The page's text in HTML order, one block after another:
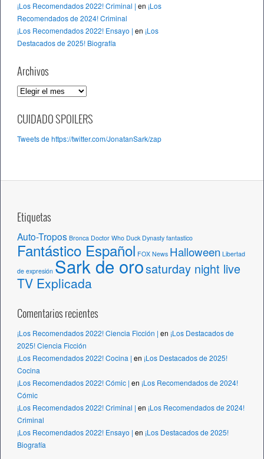
¡Los Recomendados 2022! Criminal | en ¡Los
Recomendados de 2024! Criminal
¡Los Recomendados 2022! Ensayo | en ¡Los
Destacados de 2025! Biografía
Archivos
A
c
i
CUIDADO SPOILERS
Tweets de https://twitter.com/JonatanSark/zap
Etiquetas
Auto-Tropos Bronca Doctor Who Duck Dynasty fantastico
Fantástico Español FOX News Halloween Libertad
de expresión Sark de orosaturday night live
TV Explicada
Comentarios recientes
¡Los Recomendados 2022! Ciencia Ficción | en ¡Los Destacados de
2025! Ciencia Ficción
¡Los Recomendados 2022! Cocina | en ¡Los Destacados de 2025!
Cocina
¡Los Recomendados 2022! Cómic | en ¡Los Recomendados de 2024!
Cómic
¡Los Recomendados 2022! Criminal | en ¡Los Recomendados de 2024!
Criminal
¡Los Recomendados 2022! Ensayo | en ¡Los Destacados de 2025!
Biografía